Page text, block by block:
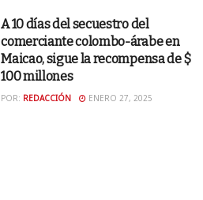
A 10 días del secuestro del
comerciante colombo-árabe en
Maicao, sigue la recompensa de $
100 millones
POR: REDACCIÓN ENERO 27, 2025